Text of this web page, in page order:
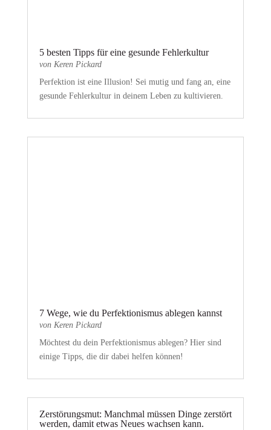
5 besten Tipps für eine gesunde Fehlerkultur
von Keren Pickard
Perfektion ist eine Illusion! Sei mutig und fang an, eine
gesunde Fehlerkultur in deinem Leben zu kultivieren.
7 Wege, wie du Perfektionismus ablegen kannst
von Keren Pickard
Möchtest du dein Perfektionismus ablegen? Hier sind
einige Tipps, die dir dabei helfen können!
Zerstörungsmut: Manchmal müssen Dinge zerstört
werden, damit etwas Neues wachsen kann.